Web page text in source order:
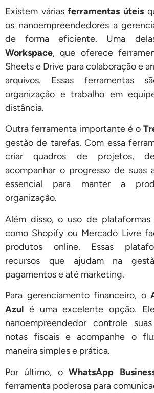
Existem váriasferramentas úteis
os nanoempreendedores a
de forma eficiente. Uma
Workspace, que oferece
Sheets e Drive para colaboração e
arquivos. Essas ferramentas
organização e trabalho em
distância.
Outra ferramenta importante é o
gestão de tarefas. Com essa
criar quadros de projetos,
acompanhar o progresso de suas
essencial para manter a
organização.
Além disso, o uso de plataformas
como Shopify ou Mercado Livre
produtos online. Essas
recursos que ajudam na
pagamentos e até marketing.
Para gerenciamento financeiro, o
Azul é uma excelente opção.
nanoempreendedor controle
notas fiscais e acompanhe o
maneira simples e prática.
Por último, oWhatsApp
ferramenta poderosa para